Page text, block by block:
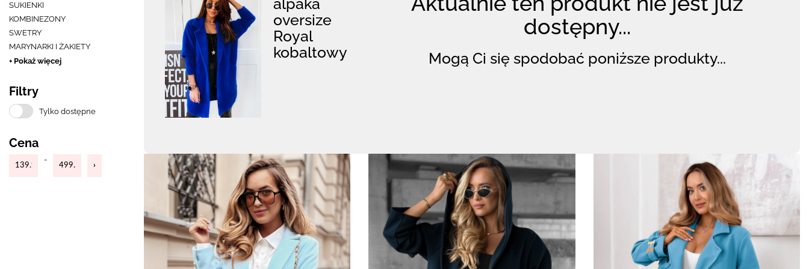
SUKIENKI
KOMBINEZONY
SWETRY
MARYNARKI I ŻAKIETY
+ Pokaż więcej
Filtry
Tylko dostępne
Cena
-
alpaka
oversize
Royal
kobaltowy
dostępny...
Mogą Ci się spodobać poniższe produkty...